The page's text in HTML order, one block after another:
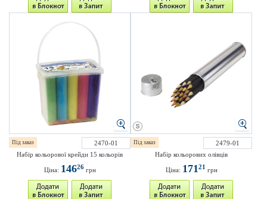
Під заказ
2470-01
Набір кольорової крейди 15 кольорів
Ціна: 14626грн
Під заказ
2479-01
Набір кольорових олівців
Ціна: 17121 грн